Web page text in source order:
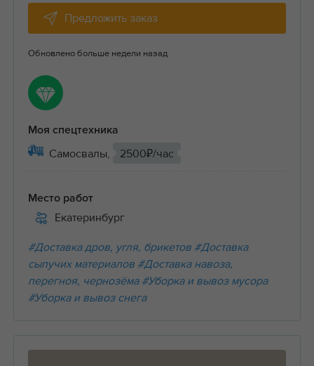
Предложить заказ
Обновлено больше недели назад
Моя спецтехника
Самосвалы, 2500₽/час
Место работ
Екатеринбург
#Доставка дров, угля, брикетов #Доставка
сыпучих материалов #Доставка навоза,
перегноя, чернозёма #Уборка и вывоз мусора
#Уборка и вывоз снега